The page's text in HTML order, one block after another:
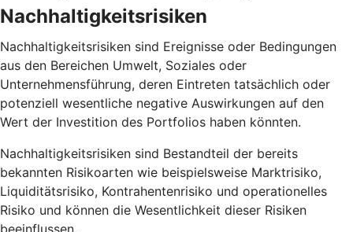
Nachhaltigkeitsrisiken
Nachhaltigkeitsrisiken sind Ereignisse oder Bedingungen
aus den Bereichen Umwelt, Soziales oder
Unternehmensführung, deren Eintreten tatsächlich oder
potenziell wesentliche negative Auswirkungen auf den
Wert der Investition des Portfolios haben könnten.
Nachhaltigkeitsrisiken sind Bestandteil der bereits
bekannten Risikoarten wie beispielsweise Marktrisiko,
Liquiditätsrisiko, Kontrahentenrisiko und operationelles
Risiko und können die Wesentlichkeit dieser Risiken
beeinflussen.